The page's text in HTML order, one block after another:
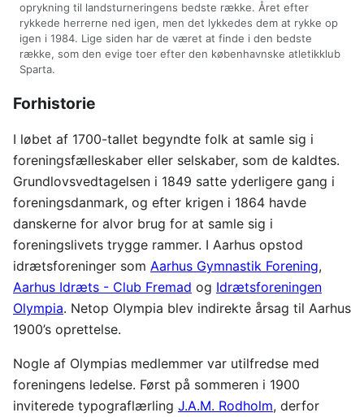
oprykning til landsturneringens bedste række. Året efter
rykkede herrerne ned igen, men det lykkedes dem at rykke op
igen i 1984. Lige siden har de været at finde i den bedste
række, som den evige toer efter den københavnske atletikklub
Sparta.
Forhistorie
I løbet af 1700-tallet begyndte folk at samle sig i
foreningsfælleskaber eller selskaber, som de kaldtes.
Grundlovsvedtagelsen i 1849 satte yderligere gang i
foreningsdanmark, og efter krigen i 1864 havde
danskerne for alvor brug for at samle sig i
foreningslivets trygge rammer. I Aarhus opstod
idrætsforeninger som Aarhus Gymnastik Forening,
Aarhus Idræts - Club Fremad og Idrætsforeningen
Olympia. Netop Olympia blev indirekte årsag til Aarhus
1900’s oprettelse.
Nogle af Olympias medlemmer var utilfredse med
foreningens ledelse. Først på sommeren i 1900
inviterede typograflærling J.A.M. Rodholm, derfor